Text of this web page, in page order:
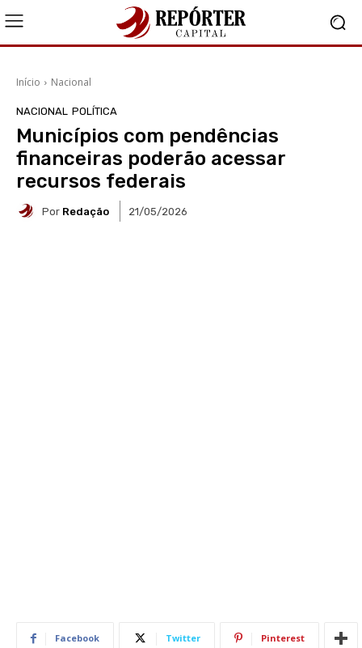
Início Nacional
NACIONAL POLÍTICA
Municípios com pendências
financeiras poderão acessar
recursos federais
Por Redação 21/05/2026
Facebook Twitter Pinterest